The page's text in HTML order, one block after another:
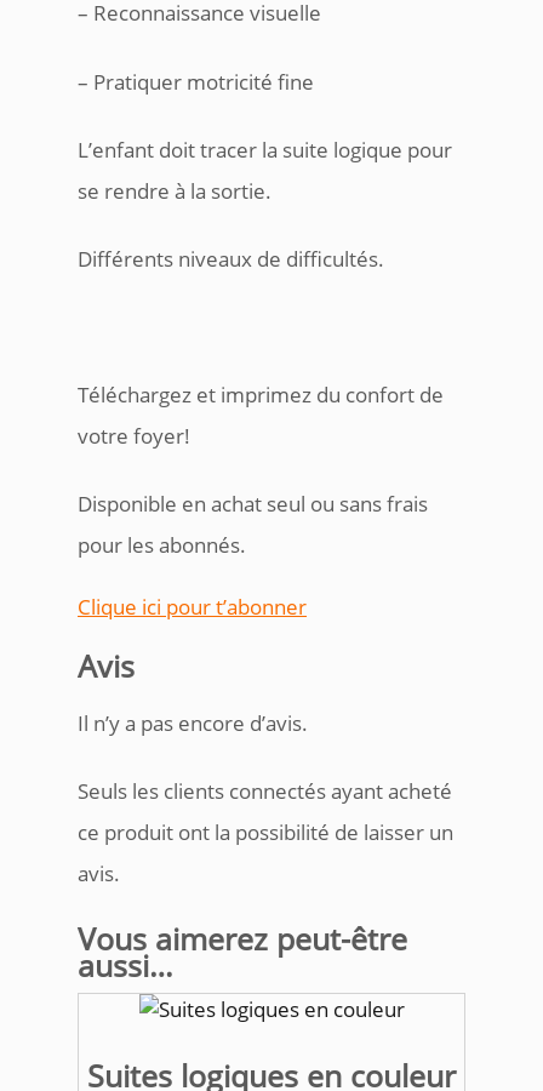
– Reconnaissance visuelle
– Pratiquer motricité fine
L’enfant doit tracer la suite logique pour
se rendre à la sortie.
Différents niveaux de difficultés.
Téléchargez et imprimez du confort de
votre foyer!
Disponible en achat seul ou sans frais
pour les abonnés.
Clique ici pour t’abonner
Avis
Il n’y a pas encore d’avis.
Seuls les clients connectés ayant acheté
ce produit ont la possibilité de laisser un
avis.
Vous aimerez peut-être
aussi…
Suites logiques en couleur